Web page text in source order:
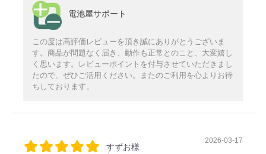
電池屋サポート
この度は高評価レビューを頂き誠にありがとうございま
す。商品が問題なく届き、動作も正常とのこと、大変嬉し
く思います。レビューポイントを付与させていただきまし
たので、ぜひご活用ください。またのご利用を心よりお待
ちしております。
すずお様
2026-03-17